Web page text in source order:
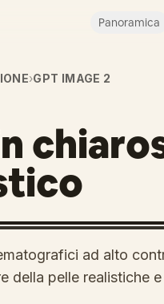
Panoramica
›GPT IMAGE 2
ad alto
della pelle realistiche